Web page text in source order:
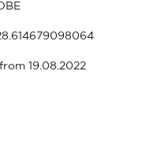
19.08.2022